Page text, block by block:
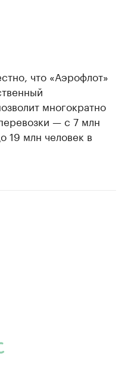
что «Аэрофлот»
многократно
— с 7 млн
19 млн человек в